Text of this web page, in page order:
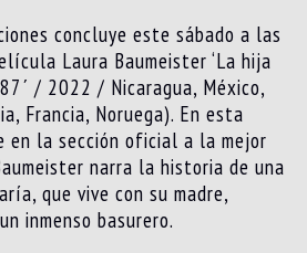
concluye este sábado a las
Laura Baumeister ‘La hija
/ 2022 / Nicaragua, México,
Francia, Noruega). En esta
en la sección oficial a la mejor
narra la historia de una
que vive con su madre,
inmenso basurero.